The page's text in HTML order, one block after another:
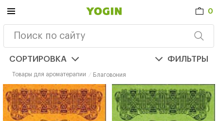
0
Товары для ароматерапии Благовония
СОРТИРОВКА ФИЛЬТРЫ